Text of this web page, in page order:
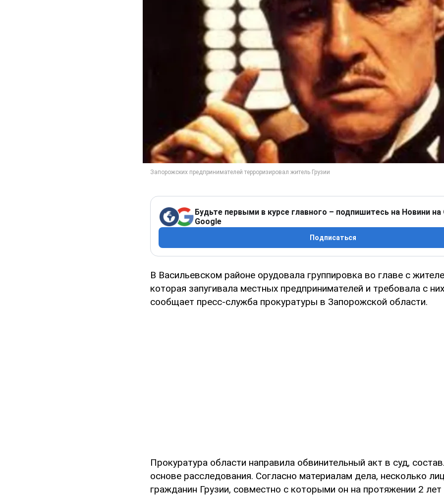
Будьте первыми в курсе главного – подпишитесь на Новини на
Google
Подписаться
В Васильевском районе орудовала группировка во главе с
которая запугивала местных предпринимателей и требовала с
сообщает пресс-служба прокуратуры в Запорожской области.
Прокуратура области направила обвинительный акт в суд,
основе расследования. Согласно материалам дела, несколько
гражданин Грузии, совместно с которыми он на протяжении 2 лет